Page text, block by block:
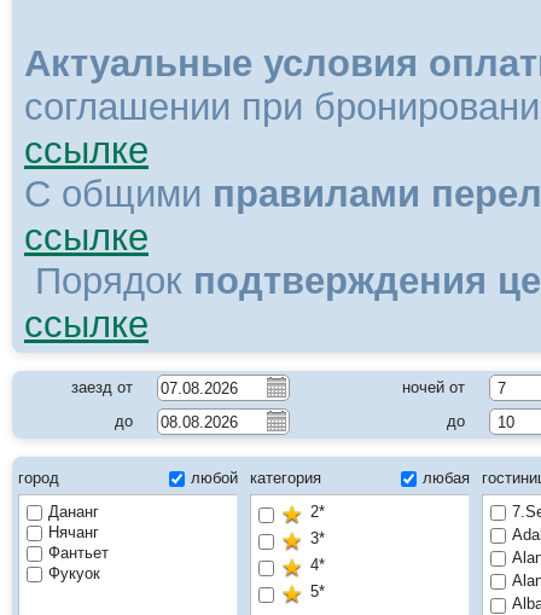
Актуальные условия
соглашении при
ссылке
С общими правилами
ссылке
Порядок подтверждения
ссылке
заезд от
ночей от
до
до
город
любой
Дананг
Нячанг
Фантьет
Фукуок
категория
любая
2*
3*
4*
5*